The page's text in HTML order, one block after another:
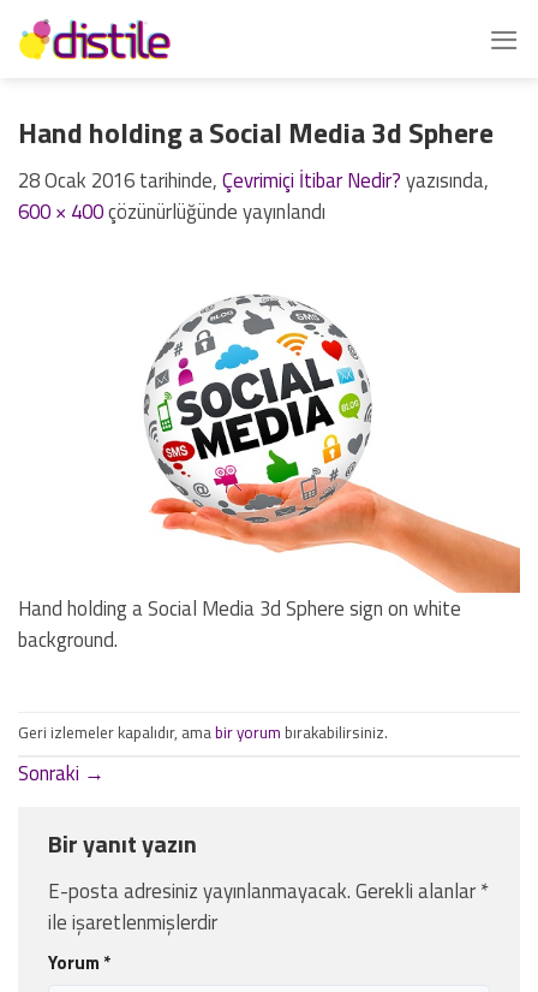
İçeriğe
atla
Hand holding a Social Media 3d Sphere
28 Ocak 2016tarihinde,Çevrimiçi İtibar Nedir?yazısında,
600 × 400çözünürlüğünde yayınlandı
Hand holding a Social Media 3d Sphere sign on white
background.
Geri izlemeler kapalıdır, amabir yorum bırakabilirsiniz.
Sonraki →
Bir yanıt yazın
E-posta adresiniz yayınlanmayacak.Gerekli alanlar*
ile işaretlenmişlerdir
Yorum *